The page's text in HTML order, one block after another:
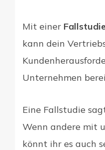
Mit einer
kann dein
Unternehmen
Eine Fallstudie
Wenn andere mit
könnt ihr es auch